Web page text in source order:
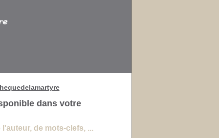
de mots-clefs, ...
dans votre